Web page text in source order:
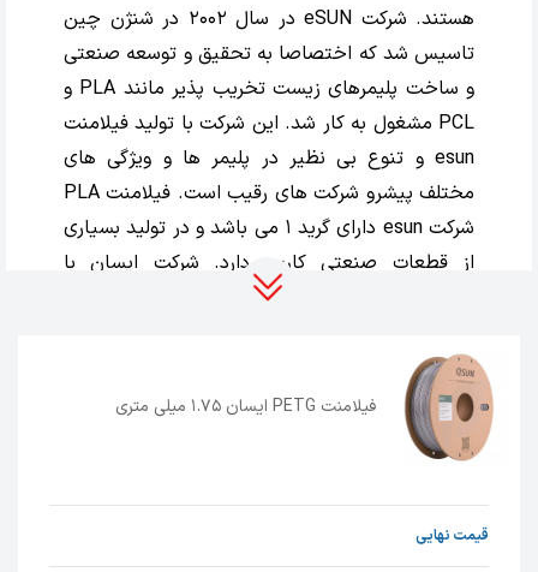
هستند. شرکت eSUN در سال 2002 در شنژن چین
تاسیس شد که اختصاصا به تحقیق و توسعه صنعتی
و ساخت پلیمرهای زیست تخریب پذیر مانند PLA و
PCL مشغول به کار شد. این شرکت با تولید فیلامنت
esun و تنوع بی نظیر در پلیمر ها و ویژگی های
مختلف پیشرو شرکت های رقیب است. فیلامنت PLA
شرکت esun دارای گرید 1 می باشد و در تولید بسیاری
از قطعات صنعتی کاربرد دارد. شرکت ایسان با
فعالیت های نوآورانه و در همکاری با چندین دانشگاه
توسعه اختصاصی است که بر روی تولید، اصلاح و
استفاده از پلیمرهای مختلف فعالیت دارد. شرکت
ایسان از جمله شرکت هایی است که مواد اولیه مورد
های بازار جهانی است و همیشه جزء 10 برند برتر بازار
فیلامنت PETG ایسان 1.75 میلی متری
قیمت نهایی